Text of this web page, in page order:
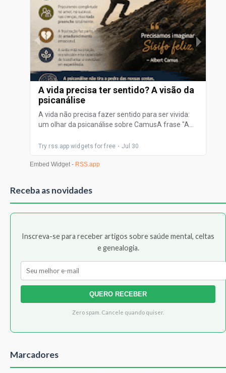
Receba as novidades
Inscreva-se para receber artigos sobre saúde mental, celtas
e genealogia.
QUERO RECEBER
Zero spam. Cancele quando quiser.
Marcadores